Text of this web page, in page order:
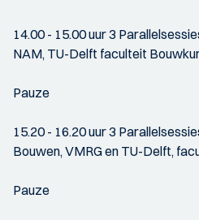
14.00 - 15.00 uur 3
NAM, TU-Delft faculteit
Pauze
15.20 - 16.20 uur 3
Bouwen, VMRG en TU-Delft,
Pauze